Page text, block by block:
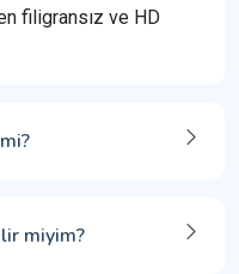
filigransız ve HD
miyim?